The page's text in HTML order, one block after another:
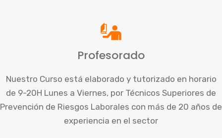
Profesorado
Nuestro Curso está elaborado y tutorizado en horario
de 9-20H Lunes a Viernes, por Técnicos Superiores de
Prevención de Riesgos Laborales con más de 20 años de
experiencia en el sector